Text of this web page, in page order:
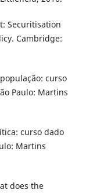
Securitisation
Cambridge:
curso
Paulo: Martins
curso dado
Martins
does the